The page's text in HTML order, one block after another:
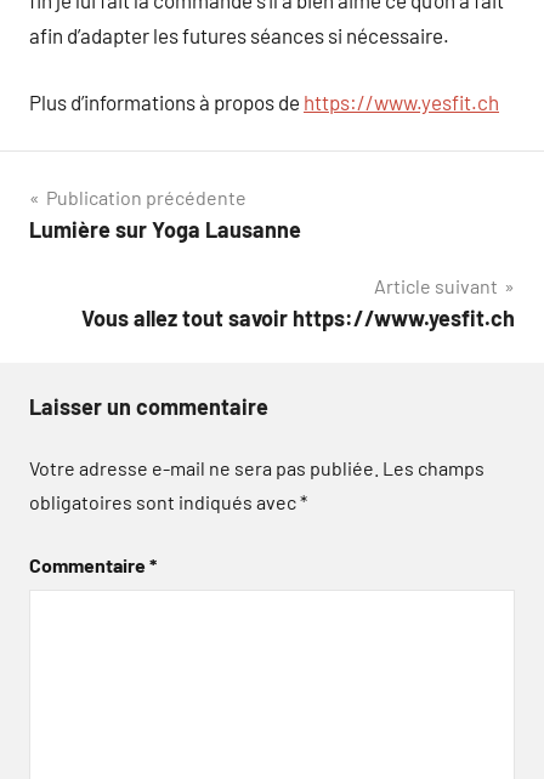
afin d’adapter les futures séances si nécessaire.
Plus d’informations à propos de https://www.yesfit.ch
Navigation
de
Publication précédente
Lumière sur Yoga Lausanne
Article suivant
Vous allez tout savoir https://www.yesfit.ch
Laisser un commentaire
Votre adresse e-mail ne sera pas publiée. Les champs
obligatoires sont indiqués avec*
Commentaire*